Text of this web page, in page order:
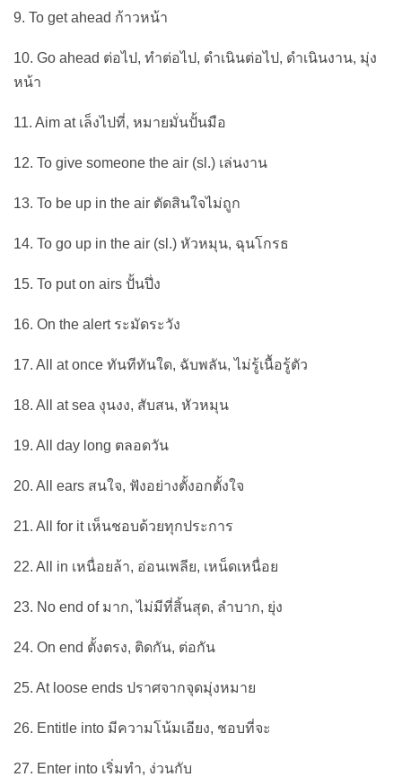
9. To get ahead ก้าวหน้า
10. Go ahead ต่อไป, ทำต่อไป, ดำเนินต่อไป, ดำเนินงาน, มุ่ง
หน้า
11. Aim at เล็งไปที่, หมายมั่นปั้นมือ
12. To give someone the air (sl.) เล่นงาน
13. To be up in the air ตัดสินใจไม่ถูก
14. To go up in the air (sl.) หัวหมุน, ฉุนโกรธ
15. To put on airs ปั้นปึ่ง
16. On the alert ระมัดระวัง
17. All at once ทันทีทันใด, ฉับพลัน, ไม่รู้เนื้อรู้ตัว
18. All at sea งุนงง, สับสน, หัวหมุน
19. All day long ตลอดวัน
20. All ears สนใจ, ฟังอย่างตั้งอกตั้งใจ
21. All for it เห็นชอบด้วยทุกประการ
22. All in เหนื่อยล้า, อ่อนเพลีย, เหน็ดเหนื่อย
23. No end of มาก, ไม่มีที่สิ้นสุด, ลำบาก, ยุ่ง
24. On end ตั้งตรง, ติดกัน, ต่อกัน
25. At loose ends ปราศจากจุดมุ่งหมาย
26. Entitle into มีความโน้มเอียง, ชอบที่จะ
27. Enter into เริ่มทำ, ง่วนกับ